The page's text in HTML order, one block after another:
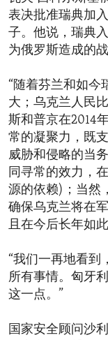
表决批准瑞典加
子。他说，瑞典
为俄罗斯造成的
“随着芬兰和如今
大；乌克兰人民
斯和普京在2014
常的凝聚力，既
威胁和侵略的当
同寻常的效力，
源的依赖)；当然
确保乌克兰将在
且在今后长年如
“我们一再地看到
所有事情。匈牙
这一点。”
国家安全顾问沙